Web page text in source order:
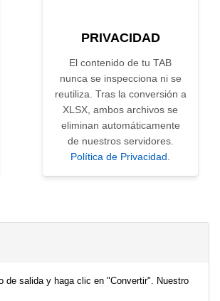
PRIVACIDAD
El contenido de tu TAB
nunca se inspecciona ni se
reutiliza. Tras la conversión a
XLSX, ambos archivos se
eliminan automáticamente
de nuestros servidores.
Política de Privacidad
de salida y haga clic en "Convertir". Nuestro